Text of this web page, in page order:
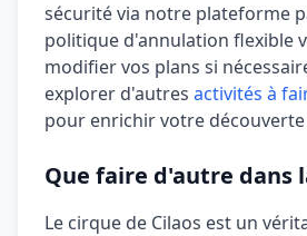
sécurité via notre plateforme
politique d'annulation flexible
modifier vos plans si
explorer d'autres activités à
pour enrichir votre
Que faire d'autre dans
Le cirque de Cilaos est un